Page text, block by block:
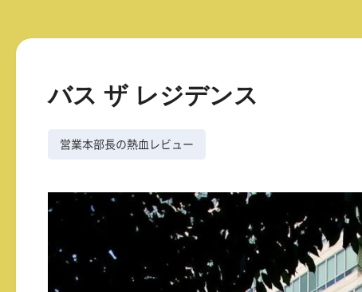
バス ザ レジデンス
営業本部長の熱血レビュー